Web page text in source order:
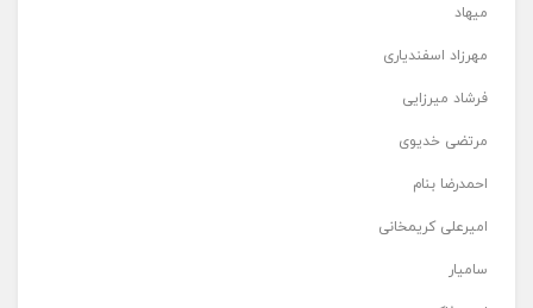
میهاد
مهرزاد اسفندیاری
فرشاد میرزایی
مرتضی خدیوی
احمدرضا بنام
امیرعلی کریمخانی
سامیار